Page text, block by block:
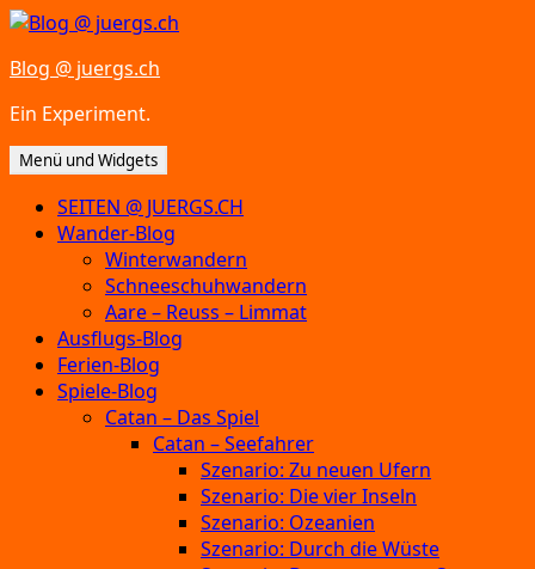
Zum
springen
Blog @ juergs.ch
Ein Experiment.
Menü und Widgets
SEITEN @ JUERGS.CH
Wander-Blog
Winterwandern
Schneeschuhwandern
Aare – Reuss – Limmat
Ausflugs-Blog
Ferien-Blog
Spiele-Blog
Catan – Das Spiel
Catan – Seefahrer
Szenario: Zu neuen Ufern
Szenario: Die vier Inseln
Szenario: Ozeanien
Szenario: Durch die Wüste